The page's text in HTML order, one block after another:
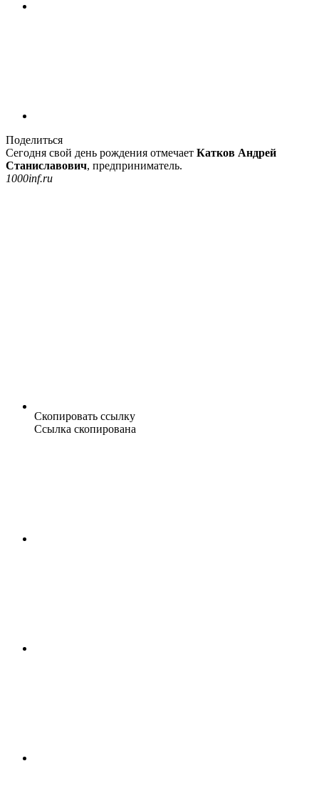
Поделиться
Сегодня свой день рождения отмечает Катков Андрей
Станиславович, предприниматель.
1000inf.ru
Скопировать ссылку
Ссылка скопирована